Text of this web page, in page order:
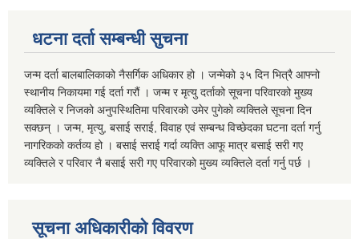
धटना दर्ता सम्बन्धी सुचना
जन्म दर्ता बालबालिकाको नैसर्गिक अधिकार हो । जन्मेको ३५ दिन भित्रै आफ्नो
स्थानीय निकायमा गई दर्ता गरौं । जन्म र मृत्यु दर्ताको सूचना परिवारको मुख्य
व्यक्तिले र निजको अनुपस्थितिमा परिवारको उमेर पुगेको व्यक्तिले सूचना दिन
सक्छन् । जन्म, मृत्यु, बसाई सराई, विवाह एवं सम्बन्ध विच्छेदका घटना दर्ता गर्नु
नागरिकको कर्तव्य हो । बसाई सराई गर्दा व्यक्ति आफू मात्र बसाई सरी गए
व्यक्तिले र परिवार नै बसाई सरी गए परिवारको मुख्य व्यक्तिले दर्ता गर्नु पर्छ ।
सूचना अधिकारीको विवरण